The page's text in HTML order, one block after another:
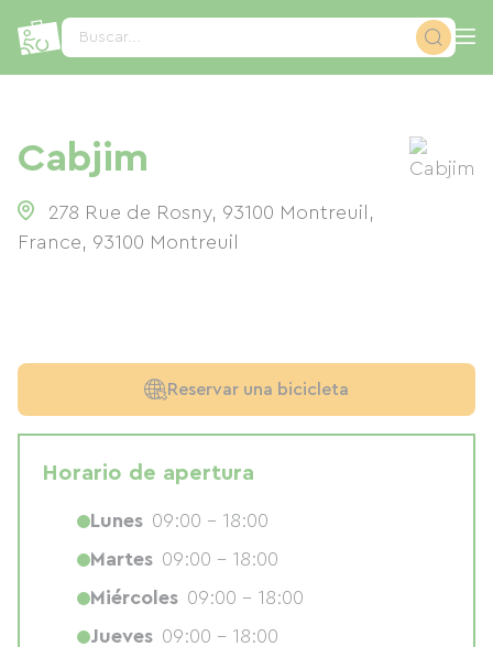
Buscar...
Cabjim
278 Rue de Rosny, 93100 Montreuil,
France, 93100 Montreuil
Reservar una bicicleta
Horario de apertura
Lunes 09:00 - 18:00
Martes 09:00 - 18:00
Miércoles 09:00 - 18:00
Jueves 09:00 - 18:00
Panel de gestión de cookies